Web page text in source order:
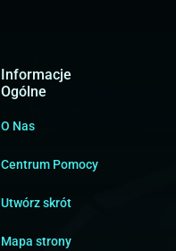
Informacje
Ogólne
O Nas
Centrum Pomocy
Utwórz skrót
Mapa strony